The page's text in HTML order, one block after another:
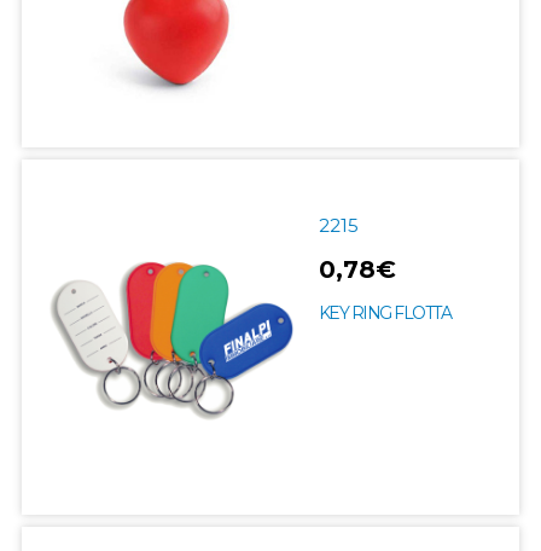
2215
0,78€
KEY RING FLOTTA